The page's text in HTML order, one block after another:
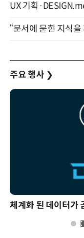
주요 행사 ❯
체계화 된 데이터가